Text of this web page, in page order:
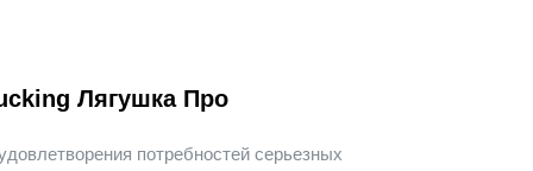
Лягушка Про
потребностей серьезных